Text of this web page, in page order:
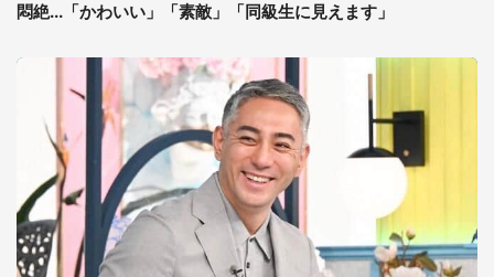
悶絶...「かわいい」「素敵」「同級生に見えます」